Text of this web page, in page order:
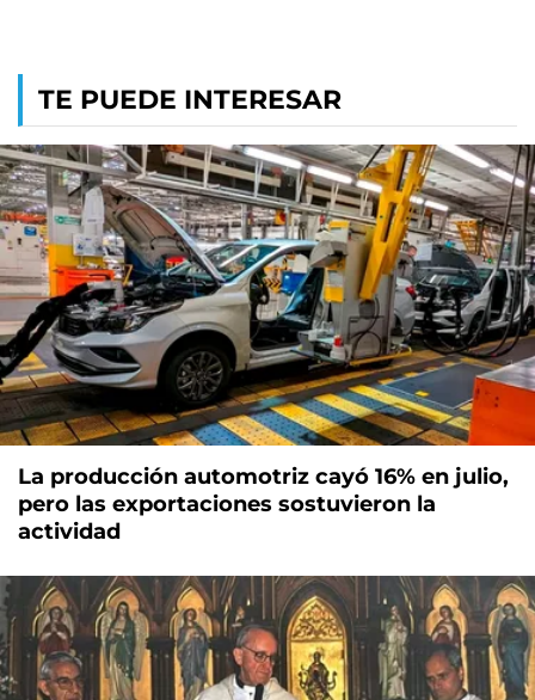
TE PUEDE INTERESAR
La producción automotriz cayó 16% en julio,
pero las exportaciones sostuvieron la
actividad